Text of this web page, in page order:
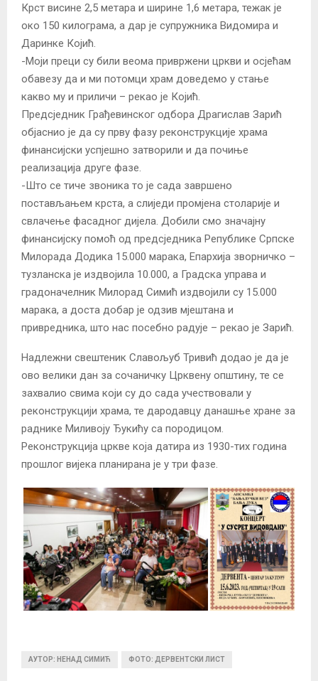
Крст висине 2,5 метара и ширине 1,6 метара, тежак је
око 150 килограма, а дар је супружника Видомира и
Даринке Којић.
-Моји преци су били веома привржени цркви и осјећам
обавезу да и ми потомци храм доведемо у стање
какво му и приличи – рекао је Којић.
Предсједник Грађевинског одбора Драгислав Зарић
објаснио је да су прву фазу реконструкције храма
финансијски успјешно затворили и да почиње
реализација друге фазе.
-Што се тиче звоника то је сада завршено
постављањем крста, а слиједи промјена столарије и
свлачење фасадног дијела. Добили смо значајну
финансијску помоћ од предсједника Републике Српске
Милорада Додика 15.000 марака, Епархија зворничко –
тузланска је издвојила 10.000, а Градска управа и
градоначелник Милорад Симић издвојили су 15.000
марака, а доста добар је одзив мјештана и
привредника, што нас посебно радује – рекао је Зарић.
Надлежни свештеник Славољуб Тривић додао је да је
ово велики дан за сочаничку Црквену општину, те се
захвалио свима који су до сада учествовали у
реконструкцији храма, те дародавцу данашње хране за
раднике Миливоју Ђукићу са породицом.
Реконструкција цркве која датира из 1930-тих година
прошлог вијека планирана је у три фазе.
АУТОР: НЕНАД СИМИЋ ФОТО: ДЕРВЕНТСКИ ЛИСТ